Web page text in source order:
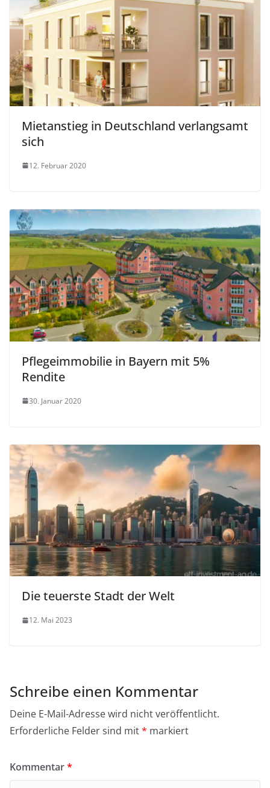
Mietanstieg in Deutschland verlangsamt
sich
12. Februar 2020
Pflegeimmobilie in Bayern mit 5%
Rendite
30. Januar 2020
Die teuerste Stadt der Welt
12. Mai 2023
Schreibe einen Kommentar
Deine E-Mail-Adresse wird nicht veröffentlicht.
Erforderliche Felder sind mit* markiert
Kommentar*